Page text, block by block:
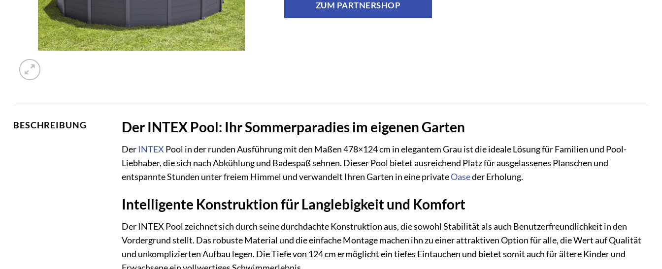
ZUM PARTNERSHOP
BESCHREIBUNG Der INTEX Pool: Ihr Sommerparadies im eigenen Garten
Der INTEXPool in der runden Ausführung mit den Maßen 478×124 cm in elegantem Grau ist die ideale Lösung für Familien und Pool-
Liebhaber, die sich nach Abkühlung und Badespaß sehnen. Dieser Pool bietet ausreichend Platz für ausgelassenes Planschen und
entspannte Stunden unter freiem Himmel und verwandelt Ihren Garten in eine privateOaseder Erholung.
Intelligente Konstruktion für Langlebigkeit und Komfort
Der INTEX Pool zeichnet sich durch seine durchdachte Konstruktion aus, die sowohl Stabilität als auch Benutzerfreundlichkeit in den
Vordergrund stellt. Das robuste Material und die einfache Montage machen ihn zu einer attraktiven Option für alle, die Wert auf Qualität
und unkomplizierten Aufbau legen. Die Tiefe von 124 cm ermöglicht ein tiefes Eintauchen und bietet somit auch für ältere Kinder und